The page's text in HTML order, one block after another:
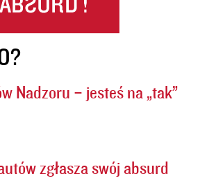
Nadzoru – jesteś na „tak”
zgłasza swój absurd